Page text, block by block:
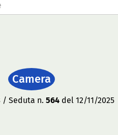
Camera
/ Seduta n. 564 del 12/11/2025